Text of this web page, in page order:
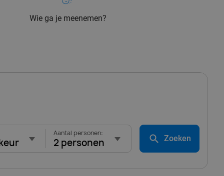
Wie ga je meenemen?
Aantal personen:
2 personen Zoeken